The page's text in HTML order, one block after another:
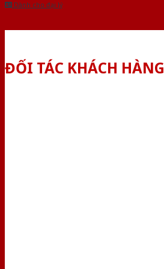
Dành cho đại lý
ĐỐI TÁC KHÁCH HÀNG